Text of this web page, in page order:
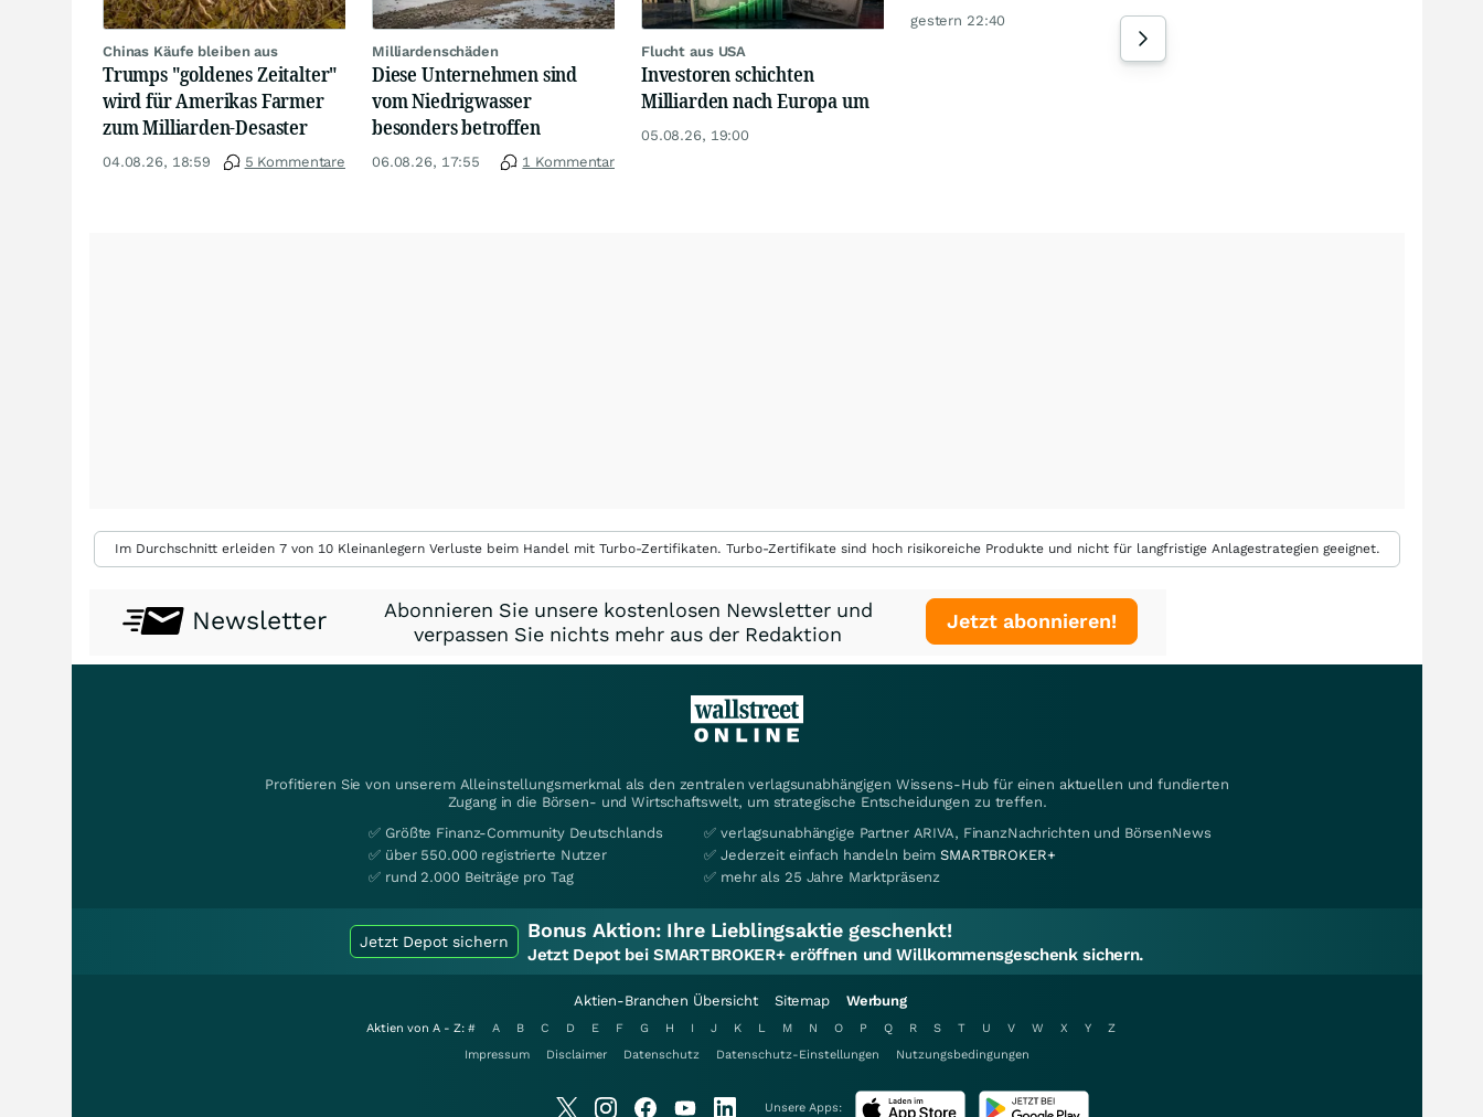
Chinas Käufe bleiben aus
Trumps "goldenes Zeitalter"
wird für Amerikas Farmer
zum Milliarden-Desaster
04.08.26, 18:59 5 Kommentare
Milliardenschäden
Diese Unternehmen sind
vom Niedrigwasser
besonders betroffen
06.08.26, 17:55 1 Kommentar
Flucht aus USA
Investoren schichten
Milliarden nach Europa um
05.08.26, 19:00
gestern 22:40
Im Durchschnitt erleiden 7 von 10 Kleinanlegern Verluste beim Handel mit Turbo-Zertifikaten. Turbo-Zertifikate sind hoch risikoreiche Produkte und nicht für langfristige Anlagestrategien geeignet.
Newsletter
Abonnieren Sie unsere kostenlosen Newsletter und
verpassen Sie nichts mehr aus der Redaktion
Jetzt abonnieren!
Profitieren Sie von unserem Alleinstellungsmerkmal als den zentralen verlagsunabhängigen Wissens-Hub für einen aktuellen und fundierten
Zugang in die Börsen- und Wirtschaftswelt, um strategische Entscheidungen zu treffen.
✅ Größte Finanz-Community Deutschlands
✅ über 550.000 registrierte Nutzer
✅ rund 2.000 Beiträge pro Tag
✅ verlagsunabhängige Partner ARIVA, FinanzNachrichten und BörsenNews
✅ Jederzeit einfach handeln beimSMARTBROKER+
✅ mehr als 25 Jahre Marktpräsenz
Jetzt Depot sichern Bonus Aktion: Ihre Lieblingsaktie geschenkt!
Jetzt Depot bei SMARTBROKER+ eröffnen und Willkommensgeschenk sichern.
Aktien-Branchen Übersicht Sitemap Werbung
Aktien von A - Z: # A B C D E F G H I J K L M N O P Q R S T U V W X Y
Z
Impressum
Disclaimer Datenschutz Datenschutz-Einstellungen Nutzungsbedingungen
Unsere Apps: